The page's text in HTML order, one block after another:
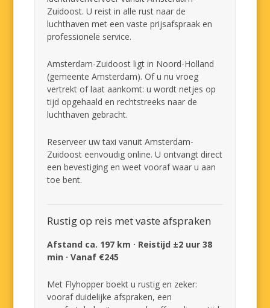
Zuidoost. U reist in alle rust naar de
luchthaven met een vaste prijsafspraak en
professionele service.
Amsterdam-Zuidoost ligt in Noord-Holland
(gemeente Amsterdam). Of u nu vroeg
vertrekt of laat aankomt: u wordt netjes op
tijd opgehaald en rechtstreeks naar de
luchthaven gebracht.
Reserveer uw taxi vanuit Amsterdam-
Zuidoost eenvoudig online. U ontvangt direct
een bevestiging en weet vooraf waar u aan
toe bent.
Rustig op reis met vaste afspraken
Afstand ca. 197 km · Reistijd ±2 uur 38
min · Vanaf €245
Met Flyhopper boekt u rustig en zeker:
vooraf duidelijke afspraken, een